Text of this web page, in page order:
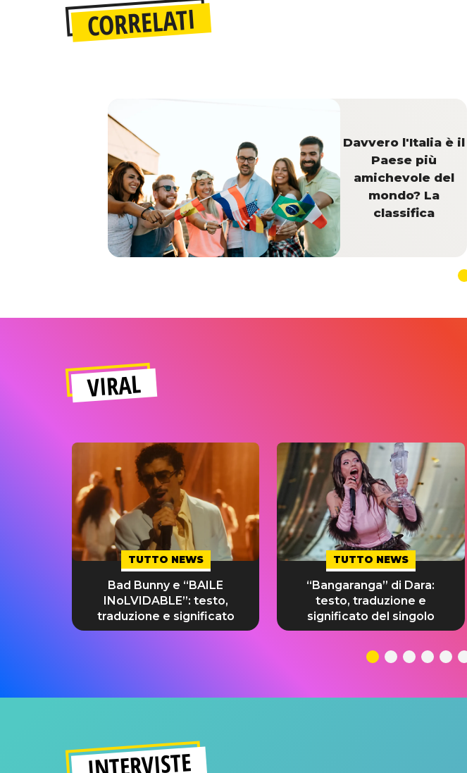
CORRELATI
Davvero l'Italia è il
Paese più
amichevole del
mondo? La
classifica
VIRAL
TUTTO NEWS
Bad Bunny e “BAILE
INoLVIDABLE”: testo,
traduzione e significato
TUTTO NEWS
“Bangaranga” di Dara:
testo, traduzione e
significato del singolo